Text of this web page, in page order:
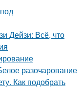
Дейзи: Всё, что
разочарование
Как подобрать